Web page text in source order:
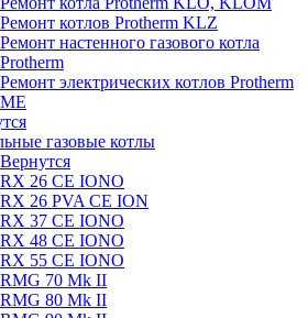
Ремонт котлов Protherm KLZ
Ремонт настенного газового котла
Protherm
Ремонт электрических котлов Protherm
газовые котлы
Вернутся
RX 26 CE IONO
RX 26 PVA CE ION
RX 37 CE IONO
RX 48 CE IONO
RX 55 CE IONO
RMG 70 Mk II
RMG 80 Mk II